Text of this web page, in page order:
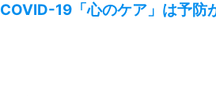
COVID-19「心のケア」は予防